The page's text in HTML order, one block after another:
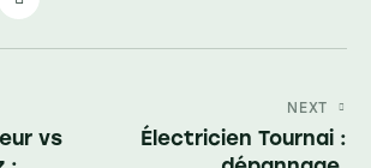
vs
NEXT
Électricien Tournai :